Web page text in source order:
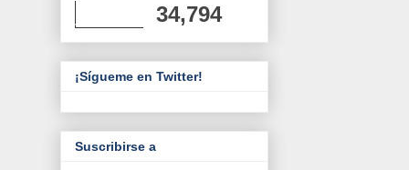
34,794
¡Sígueme en Twitter!
Suscribirse a